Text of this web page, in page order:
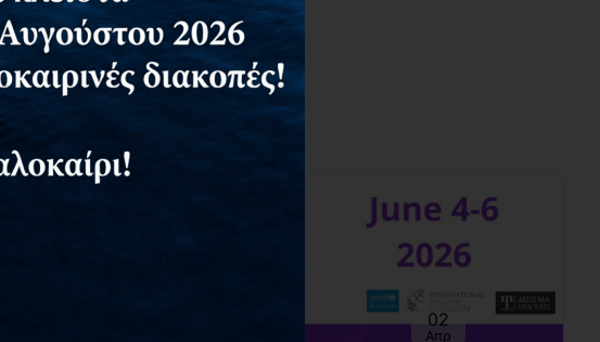
3F5Cc5Bκαι να βρείτε επιπλέον
02
Απρ